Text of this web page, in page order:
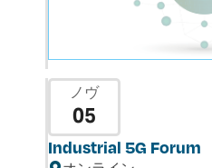
ノヴ
05
Industrial 5G Forum